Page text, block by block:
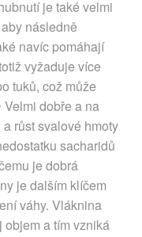
je také velmi
následně
navíc pomáhají
vyžaduje více
tuků, což může
dobře a na
růst svalové hmoty
sacharidů
je dobrá
je dalším klíčem
váhy. Vláknina
a tím vzniká